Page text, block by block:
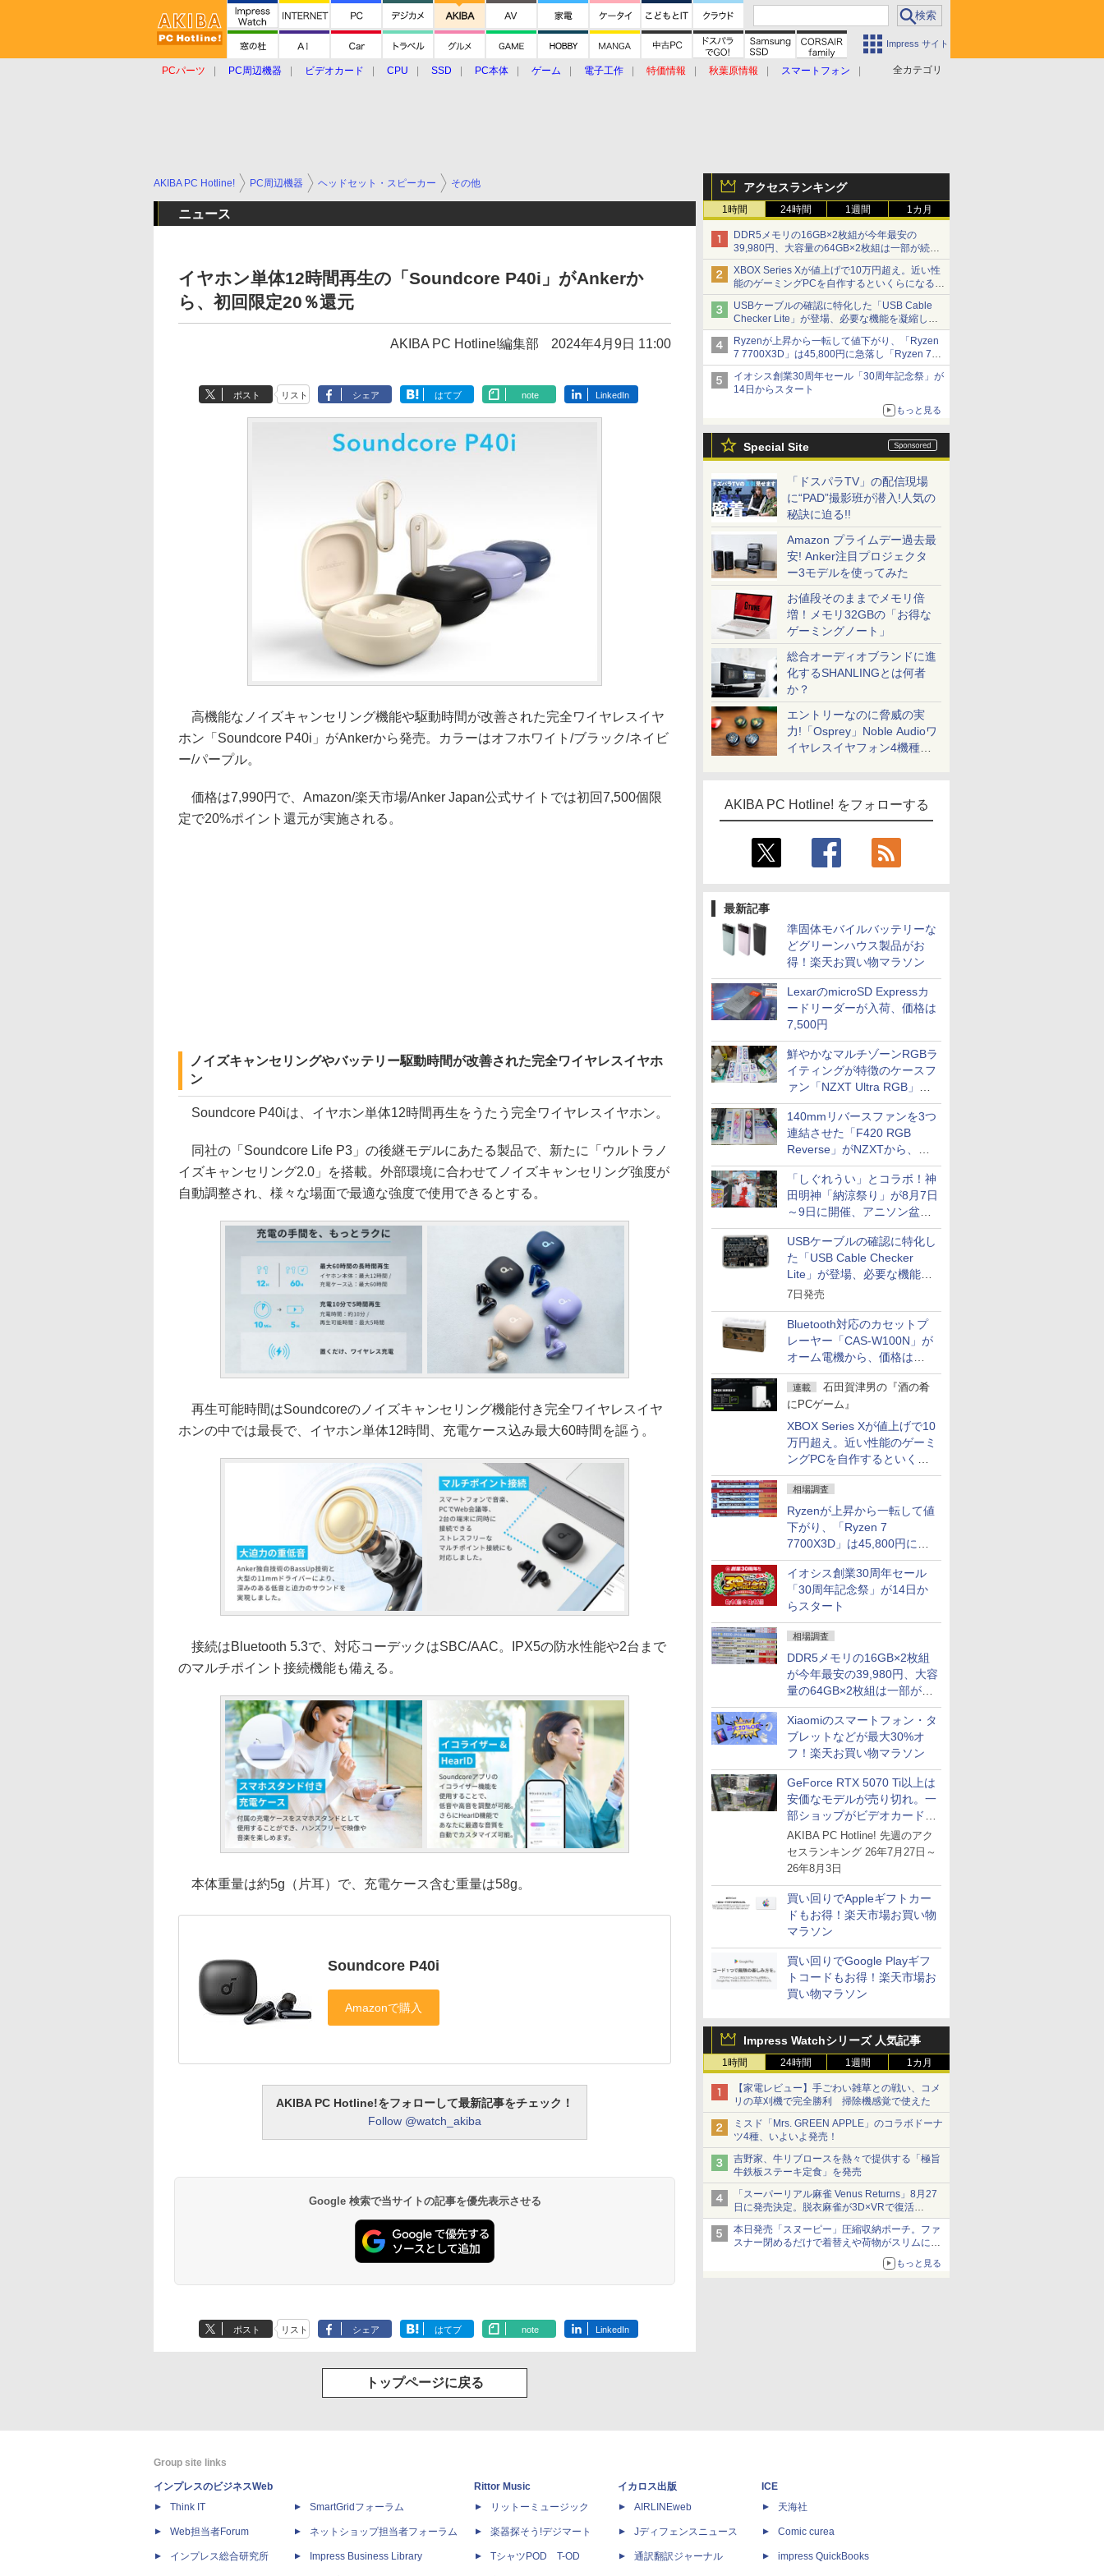
Impress サイト
全カテゴリ
PCパーツ PC周辺機器 ビデオカード CPU SSD PC本体 ゲーム 電子工作 特価情報 秋葉原情報
スマートフォン
アクセスランキング
1時間 24時間 1週間 1カ月
DDR5メモリの16GB×2枚組が今年最安の
39,980円、大容量の64GB×2枚組は一部が続騰
[8月前半のメモリ価格]
XBOX Series Xが値上げで10万円超え。近い性
能のゲーミングPCを自作するといくらになる？
【石田賀津男の『酒の肴にPCゲーム』】
USBケーブルの確認に特化した「USB Cable
Checker Lite」が登場、必要な機能を凝縮しコ
ンパクトに 7日発売
Ryzenが上昇から一転して値下がり、「Ryzen
7 7700X3D」は45,800円に急落し「Ryzen 7
7800X3D」との価格逆転解消 [8月前半のCPU
価格]
イオシス創業30周年セール「30周年記念祭」が
14日からスタート
もっと見る
Special Site
「ドスパラTV」の配信現場
に“PAD”撮影班が潜入!人気の
秘訣に迫る!!
Amazon プライムデー過去最
安! Anker注目プロジェクタ
ー3モデルを使ってみた
お値段そのままでメモリ倍
増！メモリ32GBの「お得な
ゲーミングノート」
総合オーディオブランドに進
化するSHANLINGとは何者
か？
エントリーなのに脅威の実
力!「Osprey」Noble Audioワ
イヤレスイヤフォン4機種を
AKIBA PC Hotline! をフォローする
最新記事
準固体モバイルバッテリーな
どグリーンハウス製品がお
得！楽天お買い物マラソン
LexarのmicroSD Expressカ
ードリーダーが入荷、価格は
7,500円
鮮やかなマルチゾーンRGBラ
イティングが特徴のケースフ
ァン「NZXT Ultra RGB」が
発売、計8製品
140mmリバースファンを3つ
連結させた「F420 RGB
Reverse」がNZXTから、単
一フレーム採用
「しぐれうい」とコラボ！神
田明神「納涼祭り」が8月7日
～9日に開催、アニソン盆踊
りや屋台グルメなどもあり
USBケーブルの確認に特化し
た「USB Cable Checker
Lite」が登場、必要な機能を
凝縮しコンパクトに
7日発売
Bluetooth対応のカセットプ
レーヤー「CAS-W100N」が
オーム電機から、価格は
5,940円
連載
石田賀津男の『酒の肴
にPCゲーム』
XBOX Series Xが値上げで10
万円超え。近い性能のゲーミ
ングPCを自作するといくら
になる？
相場調査
Ryzenが上昇から一転して値
下がり、「Ryzen 7
7700X3D」は45,800円に急
落し「Ryzen 7 7800X3D」
との価格逆転解消 [8月前半の
CPU価格]
イオシス創業30周年セール
「30周年記念祭」が14日か
らスタート
相場調査
DDR5メモリの16GB×2枚組
が今年最安の39,980円、大容
量の64GB×2枚組は一部が続
騰 [8月前半のメモリ価格]
Xiaomiのスマートフォン・タ
ブレットなどが最大30%オ
フ！楽天お買い物マラソン
GeForce RTX 5070 Ti以上は
安価なモデルが売り切れ。一
部ショップがビデオカードの
購入制限を実施したニュース
が注目を集める
AKIBA PC Hotline! 先週のアク
セスランキング 26年7月27日～
26年8月3日
買い回りでAppleギフトカー
ドもお得！楽天市場お買い物
マラソン
買い回りでGoogle Playギフ
トコードもお得！楽天市場お
買い物マラソン
Impress Watchシリーズ 人気記事
1時間 24時間 1週間 1カ月
【家電レビュー】手ごわい雑草との戦い、コメ
リの草刈機で完全勝利 掃除機感覚で使えた
ミスド「Mrs. GREEN APPLE」のコラボドーナ
ツ4種、いよいよ発売！
吉野家、牛リブロースを熱々で提供する「極旨
牛鉄板ステーキ定食」を発売
「スーパーリアル麻雀 Venus Returns」8月27
日に発売決定。脱衣麻雀が3D×VRで復活
発売から2週間は20%オフになるセールが実施
本日発売「スヌーピー」圧縮収納ポーチ。ファ
スナー閉めるだけで着替えや荷物がスリムにま
もっと見る
AKIBA PC Hotline! PC周辺機器 ヘッドセット・スピーカー その他
ニュース
イヤホン単体12時間再生の「Soundcore P40i」がAnkerか
ら、初回限定20％還元
AKIBA PC Hotline!編集部 2024年4月9日 11:00
ポスト リスト シェア はてブ note LinkedIn
高機能なノイズキャンセリング機能や駆動時間が改善された完全ワイヤレスイヤ
ホン「Soundcore P40i」がAnkerから発売。カラーはオフホワイト/ブラック/ネイビ
ー/パープル。
価格は7,990円で、Amazon/楽天市場/Anker Japan公式サイトでは初回7,500個限
定で20%ポイント還元が実施される。
ノイズキャンセリングやバッテリー駆動時間が改善された完全ワイヤレスイヤホ
ン
Soundcore P40iは、イヤホン単体12時間再生をうたう完全ワイヤレスイヤホン。
同社の「Soundcore Life P3」の後継モデルにあたる製品で、新たに「ウルトラノ
イズキャンセリング2.0」を搭載。外部環境に合わせてノイズキャンセリング強度が
自動調整され、様々な場面で最適な強度で使用できるとする。
再生可能時間はSoundcoreのノイズキャンセリング機能付き完全ワイヤレスイヤ
ホンの中では最長で、イヤホン単体12時間、充電ケース込み最大60時間を謳う。
接続はBluetooth 5.3で、対応コーデックはSBC/AAC。IPX5の防水性能や2台まで
のマルチポイント接続機能も備える。
本体重量は約5g（片耳）で、充電ケース含む重量は58g。
Soundcore P40i
AKIBA PC Hotline!をフォローして最新記事をチェック！
Follow @watch_akiba
Google 検索で当サイトの記事を優先表示させる
ポスト リスト シェア はてブ note LinkedIn
トップページに戻る
Group site links
インプレスのビジネスWeb
Think IT
Web担当者Forum
インプレス総合研究所
SmartGridフォーラム
ネットショップ担当者フォーラム
Impress Business Library
Rittor Music
リットーミュージック
楽器探そう!デジマート
TシャツPOD T-OD
イカロス出版
AIRLINEweb
Jディフェンスニュース
通訳翻訳ジャーナル
ICE
天海社
Comic curea
impress QuickBooks